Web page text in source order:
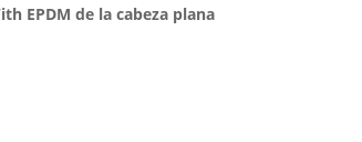
EPDM de la cabeza plana